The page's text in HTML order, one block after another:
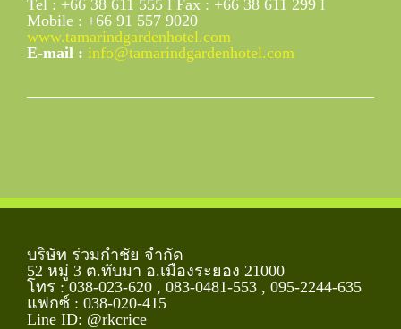
Tel : +66 38 611 555 l Fax : +66 38 611 299 l
Mobile : +66 91 557 9020
www.tamarindgardenhotel.com
E-mail : info@tamarindgardenhotel.com
บริษัท ร่วมกำชัย จำกัด
52 หมู่ 3 ต.ทับมา อ.เมืองระยอง 21000
โทร : 038-023-620 , 083-0481-553 , 095-2244-635
แฟกซ์ : 038-020-415
Line ID: @rkcrice